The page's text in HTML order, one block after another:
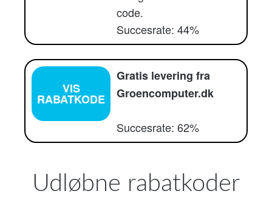
code.
Succesrate: 44%
VIS
RABATKODE
Gratis levering fra
Groencomputer.dk
Succesrate: 62%
Udløbne rabatkoder